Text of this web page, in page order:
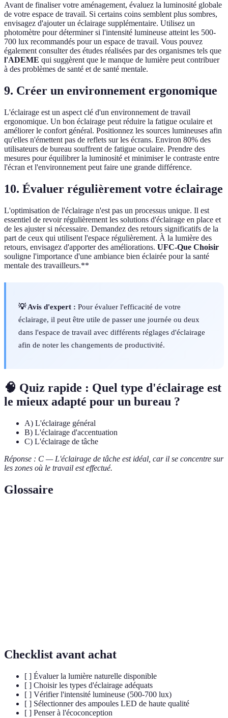
Avant de finaliser votre aménagement, évaluez la luminosité globale
de votre espace de travail. Si certains coins semblent plus sombres,
envisagez d'ajouter un éclairage supplémentaire. Utilisez un
photomètre pour déterminer si l'intensité lumineuse atteint les 500-
700 lux recommandés pour un espace de travail. Vous pouvez
également consulter des études réalisées par des organismes tels que
l'ADEME qui suggèrent que le manque de lumière peut contribuer
à des problèmes de santé et de santé mentale.
9. Créer un environnement ergonomique
L'éclairage est un aspect clé d'un environnement de travail
ergonomique. Un bon éclairage peut réduire la fatigue oculaire et
améliorer le confort général. Positionnez les sources lumineuses afin
qu'elles n'émettent pas de reflets sur les écrans. Environ 80% des
utilisateurs de bureau souffrent de fatigue oculaire. Prendre des
mesures pour équilibrer la luminosité et minimiser le contraste entre
l'écran et l'environnement peut faire une grande différence.
10. Évaluer régulièrement votre éclairage
L'optimisation de l'éclairage n'est pas un processus unique. Il est
essentiel de revoir régulièrement les solutions d'éclairage en place et
de les ajuster si nécessaire. Demandez des retours significatifs de la
part de ceux qui utilisent l'espace régulièrement. À la lumière des
retours, envisagez d'apporter des améliorations. UFC-Que Choisir
souligne l'importance d'une ambiance bien éclairée pour la santé
mentale des travailleurs.**
💡 Avis d'expert : Pour évaluer l'efficacité de votre
éclairage, il peut être utile de passer une journée ou deux
dans l'espace de travail avec différents réglages d'éclairage
afin de noter les changements de productivité.
🧠 Quiz rapide : Quel type d'éclairage est
le mieux adapté pour un bureau ?
A) L'éclairage général
B) L'éclairage d'accentuation
C) L'éclairage de tâche
Réponse : C — L'éclairage de tâche est idéal, car il se concentre sur
les zones où le travail est effectué.
Glossaire
Checklist avant achat
[ ] Évaluer la lumière naturelle disponible
[ ] Choisir les types d'éclairage adéquats
[ ] Vérifier l'intensité lumineuse (500-700 lux)
[ ] Sélectionner des ampoules LED de haute qualité
[ ] Penser à l'écoconception